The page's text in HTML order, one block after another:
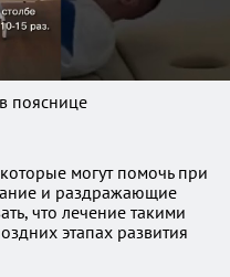
пояснице
могут помочь при
и раздражающие
что лечение такими
этапах развития